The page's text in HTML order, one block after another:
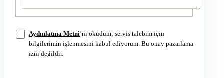
Aydınlatma Metni’ni okudum; servis talebim için
bilgilerimin işlenmesini kabul ediyorum. Bu onay pazarlama
izni değildir.